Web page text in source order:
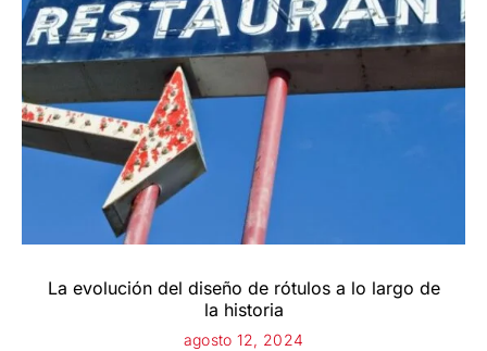
La evolución del diseño de rótulos a lo largo de
la historia
agosto 12, 2024